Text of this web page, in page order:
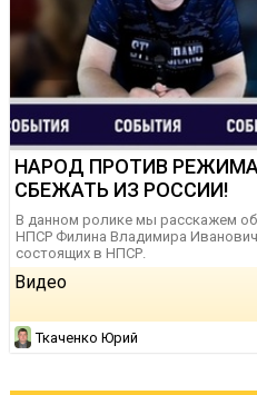
НАРОД ПРОТИВ
СБЕЖАТЬ ИЗ РОССИИ!
В данном ролике мы расскажем
НПСР Филина Владимира
состоящих в НПСР.
Видео
Ткаченко Юрий